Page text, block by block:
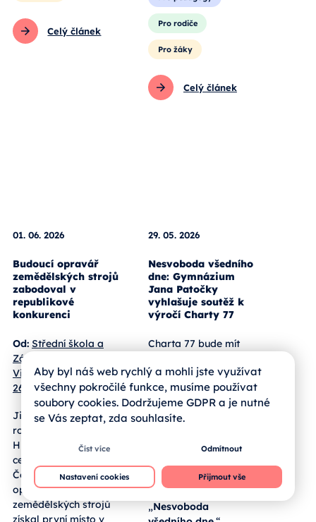
Celý článek
Obecné
Pro pedagogy
Pro rodiče
Pro žáky
01. 06. 2026
Budoucí opravář
zemědělských strojů
republikové
konkurenci
Od:
Střední škola a
Základní škola,
Vimperk, Nerudova
267
Jihočeský žák třetího
ročníku Matouš
Humpál obstál v
celostátní soutěži
České ručičky. V klání
29. 05. 2026
Nesvoboda všedního
dne: Gymnázium
Jana Patočky
vyhlašuje soutěž k
výročí Charty 77
Charta 77 bude mít
padesát let.
Gymnázium prof.
Jana Patočky k této
celostátní soutěž
Patočkovo
memorandum. Cílí na
středoškoláky a ptá
Aby byl náš web rychlý a mohli jste využívat
všechny pokročilé funkce, musíme používat
soubory cookies. Dodržujeme GDPR a je nutné
se Vás zeptat, zda souhlasíte.
Číst více Odmítnout
Nastavení cookies Přijmout vše